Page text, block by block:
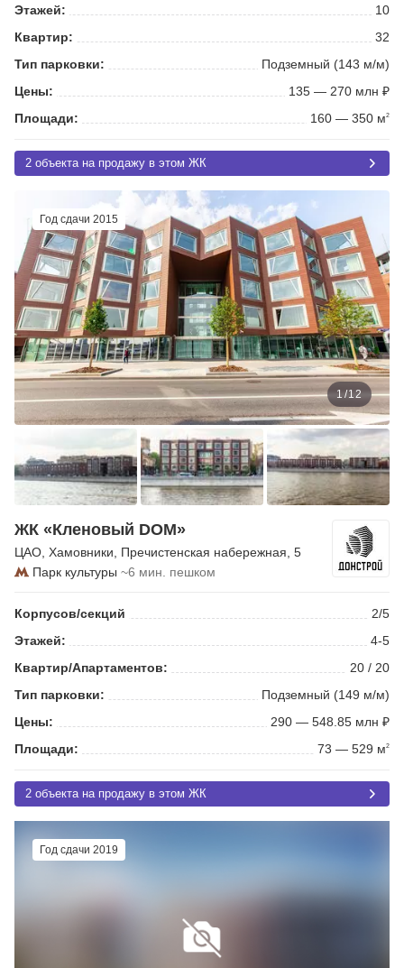
Этажей:
10
Квартир:
32
Тип парковки:
Подземный (143 м/м)
Цены:
135 — 270 млн ₽
Площади:
160 — 350 м2
2 объекта на продажу в этом ЖК
Год сдачи 2015
1/12
ЖК «Кленовый DOM»
ЦАО Хамовники Пречистенская набережная , 5
Парк культуры ~6 мин. пешком
Корпусов/секций
2/5
Этажей:
4-5
Квартир/Апартаментов:
20 / 20
Тип парковки:
Подземный (149 м/м)
Цены:
290 — 548.85 млн ₽
Площади:
73 — 529 м2
2 объекта на продажу в этом ЖК
Год сдачи 2019